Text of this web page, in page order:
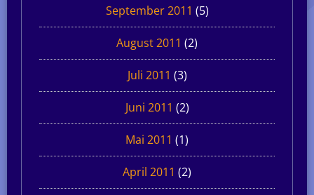
September 2011 (5)
August 2011 (2)
Juli 2011 (3)
Juni 2011 (2)
Mai 2011 (1)
April 2011 (2)